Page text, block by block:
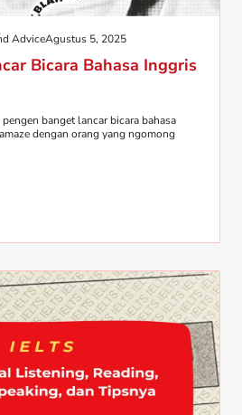
AdviceAgustus 5, 2025
Bicara Bahasa Inggris
pengen banget lancar bicara bahasa
dengan orang yang ngomong